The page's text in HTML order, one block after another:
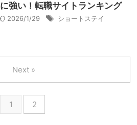
に強い！転職サイトランキング
2026/1/29 ショートステイ
1 2
Next »